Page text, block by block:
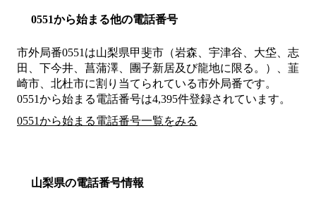
0551から始まる他の電話番号
市外局番0551 は山梨県甲斐市（岩森、宇津谷、大垈、志
田、下今井、菖蒲澤、團子新居及び龍地に限る。）、韮
崎市、北杜市に割り当てられている市外局番です。
0551から始まる電話番号は4,395件登録されています。
0551から始まる電話番号一覧をみる
山梨県の電話番号情報